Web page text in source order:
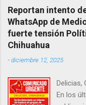
junto
en
la
ordenó
Serdán,
500
Reportan intento
WhatsApp de
fuerte tensión
Chihuahua
-diciembre 12, 2025
Delicias,
En los